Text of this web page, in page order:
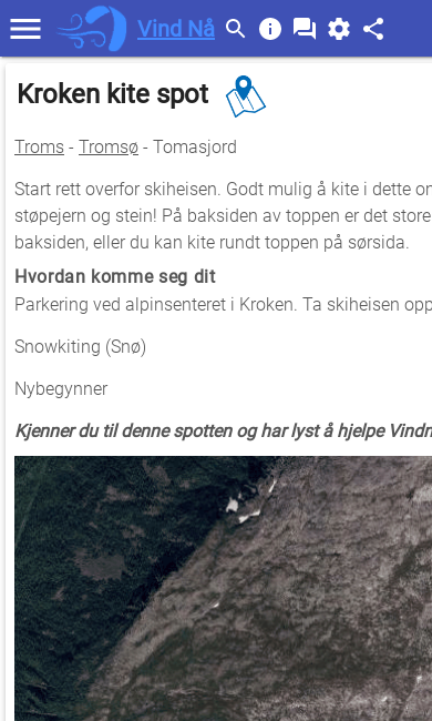
Vind Nå
Kroken kite spot
Troms - Tromsø - Tomasjord
Start rett overfor skiheisen. Godt mulig å kite i dette
støpejern og stein! På baksiden av toppen er det
baksiden, eller du kan kite rundt toppen på sørsida.
Hvordan komme seg dit
Parkering ved alpinsenteret i Kroken. Ta skiheisen
Snowkiting (Snø)
Nybegynner
Kjenner du til denne spotten og har lyst å hjelpe